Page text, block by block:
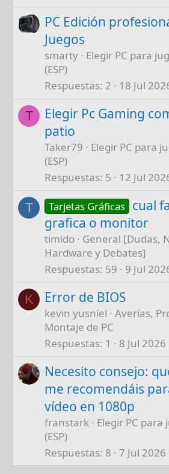
PC Edición
Juegos
smarty
Elegir PC para
(ESP)
Respuestas 2 18 Jul
T
Elegir Pc Gaming
patio
Taker79
Elegir PC para
(ESP)
Respuestas 5 12 Jul
T Tarjetas Gráficas cual
grafica o monitor
timido
General [Dudas,
Hardware y Debates]
Respuestas 59 9 Jul
K Error de BIOS
kevin yusniel
Averías,
Montaje de PC
Respuestas 1 8 Jul 2026
Necesito consejo:
me recomendáis
vídeo en 1080p
franstark
Elegir PC
(ESP)
Respuestas 8 7 Jul 2026